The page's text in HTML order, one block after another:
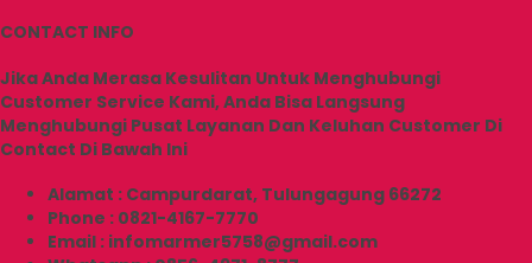
CONTACT INFO
Jika Anda Merasa Kesulitan Untuk Menghubungi
Customer Service Kami, Anda Bisa Langsung
Menghubungi Pusat Layanan Dan Keluhan Customer Di
Contact Di Bawah Ini
Alamat : Campurdarat, Tulungagung 66272
Phone : 0821-4167-7770
Email : infomarmer5758@gmail.com